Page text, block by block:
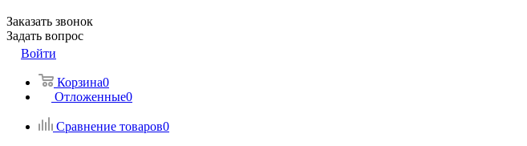
Заказать звонок
Задать вопрос
Войти
Корзина0
Отложенные0
Сравнение товаров0